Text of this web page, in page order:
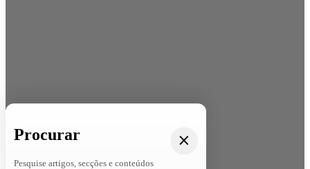
Procurar
Pesquise artigos, secções e conteúdos